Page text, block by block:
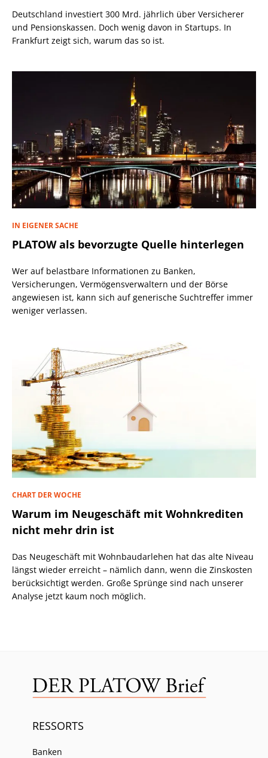
Deutschland investiert 300 Mrd. jährlich über Versicherer
und Pensionskassen. Doch wenig davon in Startups. In
Frankfurt zeigt sich, warum das so ist.
IN EIGENER SACHE
PLATOW als bevorzugte Quelle hinterlegen
Wer auf belastbare Informationen zu Banken,
Versicherungen, Vermögensverwaltern und der Börse
angewiesen ist, kann sich auf generische Suchtreffer immer
weniger verlassen.
CHART DER WOCHE
Warum im Neugeschäft mit Wohnkrediten
nicht mehr drin ist
Das Neugeschäft mit Wohnbaudarlehen hat das alte Niveau
längst wieder erreicht – nämlich dann, wenn die Zinskosten
berücksichtigt werden. Große Sprünge sind nach unserer
Analyse jetzt kaum noch möglich.
RESSORTS
Banken